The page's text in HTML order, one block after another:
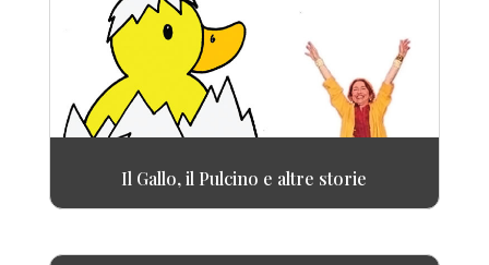
Il Gallo, il Pulcino e altre storie